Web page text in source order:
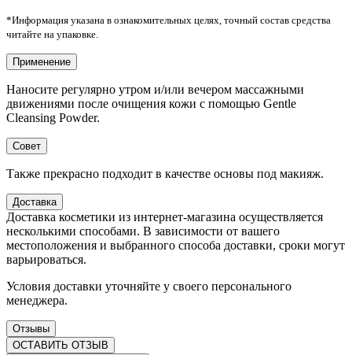
*Информация указана в ознакомительных целях, точный состав средства
читайте на упаковке.
Применение
Наносите регулярно утром и/или вечером массажными
движениями после очищения кожи с помощью Gentle
Cleansing Powder.
Совет
Также прекрасно подходит в качестве основы под макияж.
Доставка
Доставка косметики из интернет-магазина осуществляется
несколькими способами. В зависимости от вашего
местоположения и выбранного способа доставки, сроки могут
варьироваться.
Условия доставки уточняйте у своего персонального
менеджера.
Отзывы
ОСТАВИТЬ ОТЗЫВ